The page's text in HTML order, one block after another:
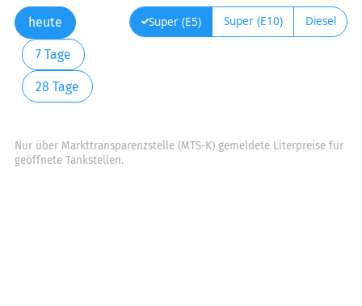
heute
7 Tage
28 Tage
Super (E5) Super (E10) Diesel
Nur über Markttransparenzstelle (MTS-K) gemeldete Literpreise für
geöffnete Tankstellen.